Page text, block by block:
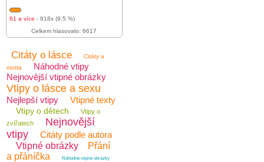
61 a více - 818x (9.5 %)
Celkem hlasovalo: 8617
Citáty o lásce
Citáty a
motta
Náhodné vtipy
Nejnovější vtipné obrázky
Vtipy o lásce a sexu
Nejlepší vtipy Vtipné texty
Vtipy o dětech
Vtipy o
zvířatech
Nejnovější
vtipy
Citáty podle autora
Vtipné obrázky
Přání
a přáníčka
Náhodné vtipné obrázky